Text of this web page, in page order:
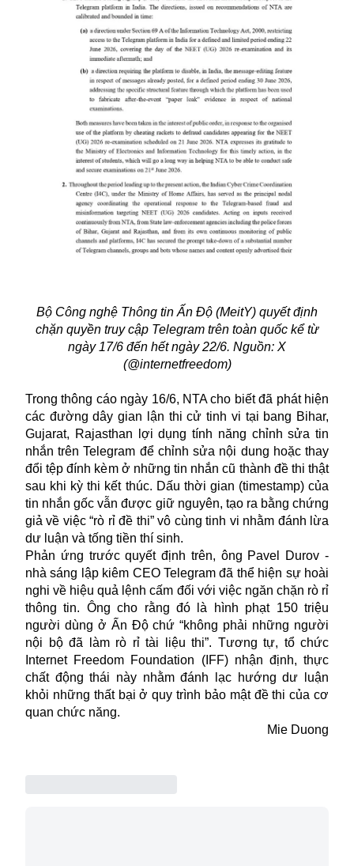
Bộ Công nghệ Thông tin Ấn Độ (MeitY) quyết định
chặn quyền truy cập Telegram trên toàn quốc kể từ
ngày 17/6 đến hết ngày 22/6. Nguồn: X
(@internetfreedom)
Trong thông cáo ngày 16/6, NTA cho biết đã phát hiện
các đường dâygian lận thi cử tinh vi tại bang Bihar,
Gujarat, Rajasthan lợi dụng tính năng chỉnh sửa tin
nhắn trên Telegram để chỉnh sửa nội dung hoặc thay
đổi tệp đính kèm ở những tin nhắn cũ thành đề thi thật
sau khi kỳ thi kết thúc. Dấu thời gian (timestamp) của
tin nhắn gốc vẫn được giữ nguyên, tạo ra bằng chứng
giả về việc “rò rỉ đề thi” vô cùng tinh vi nhằm đánh lừa
dư luận và tống tiền thí sinh.
Phản ứng trước quyết định trên, ông Pavel Durov -
nhà sáng lập kiêm CEO Telegram đã thể hiện sự hoài
nghi về hiệu quả lệnh cấm đối với việc ngăn chặn rò rỉ
thông tin. Ông cho rằng đó là hình phạt 150 triệu
người dùng ở Ấn Độ chứ “không phải những người
nội bộ đã làm rò rỉ tài liệu thi”. Tương tự, tổ chức
Internet Freedom Foundation (IFF) nhận định, thực
chất động thái này nhằm đánh lạc hướng dư luận
khỏi những thất bại ở quy trình bảo mật đề thi của cơ
quan chức năng.
Mie Duong